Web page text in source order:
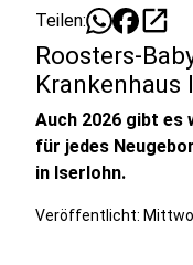
Teilen: open_in_new
Roosters-
Krankenhaus
Auch 2026 gibt
für jedes
in Iserlohn.
Veröffentlicht: